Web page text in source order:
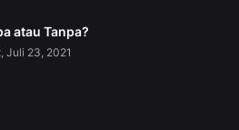
atau Tanpa?
Juli 23, 2021